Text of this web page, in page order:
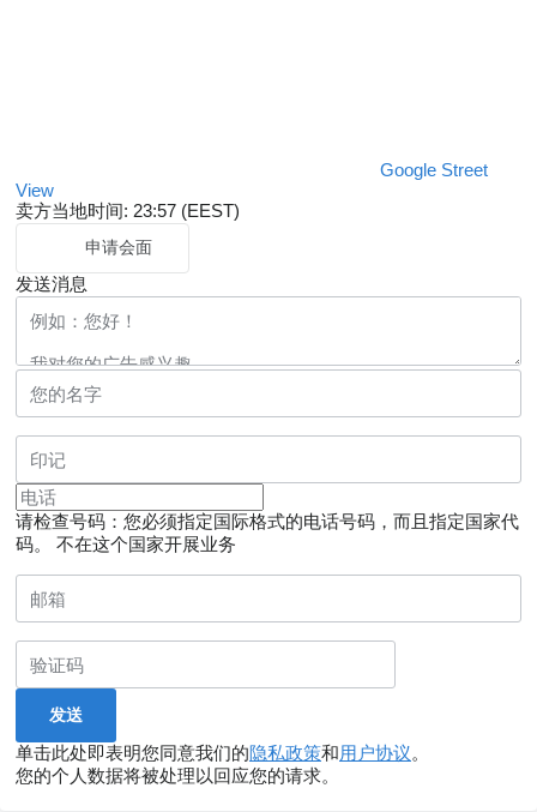
Google Street
View
卖方当地时间: 23:57 (EEST)
申请会面
发送消息
请检查号码：您必须指定国际格式的电话号码，而且指定国家代
码。
不在这个国家开展业务
单击此处即表明您同意我们的隐私政策和用户协议。
您的个人数据将被处理以回应您的请求。